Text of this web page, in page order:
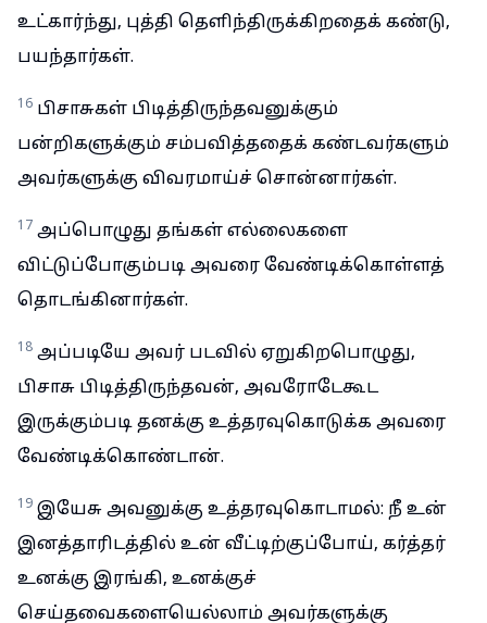
உட்கார்ந்து, புத்தி தெளிந்திருக்கிறதைக் கண்டு,
பயந்தார்கள்.
16 பிசாசுகள் பிடித்திருந்தவனுக்கும்
பன்றிகளுக்கும் சம்பவித்ததைக் கண்டவர்களும்
அவர்களுக்கு விவரமாய்ச் சொன்னார்கள்.
17 அப்பொழுது தங்கள் எல்லைகளை
விட்டுப்போகும்படி அவரை வேண்டிக்கொள்ளத்
தொடங்கினார்கள்.
18 அப்படியே அவர் படவில் ஏறுகிறபொழுது,
பிசாசு பிடித்திருந்தவன், அவரோடேகூட
இருக்கும்படி தனக்கு உத்தரவுகொடுக்க அவரை
வேண்டிக்கொண்டான்.
19 இயேசு அவனுக்கு உத்தரவுகொடாமல்: நீ உன்
இனத்தாரிடத்தில் உன் வீட்டிற்குப்போய், கர்த்தர்
உனக்கு இரங்கி, உனக்குச்
செய்தவைகளையெல்லாம் அவர்களுக்கு